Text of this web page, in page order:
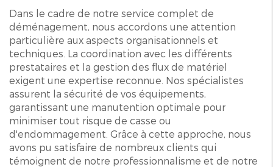
Dans le cadre de notre service complet de
déménagement, nous accordons une attention
particulière aux aspects organisationnels et
techniques. La coordination avec les différents
prestataires et la gestion des flux de matériel
exigent une expertise reconnue. Nos spécialistes
assurent la sécurité de vos équipements,
garantissant une manutention optimale pour
minimiser tout risque de casse ou
d'endommagement. Grâce à cette approche, nous
avons pu satisfaire de nombreux clients qui
témoignent de notre professionnalisme et de notre